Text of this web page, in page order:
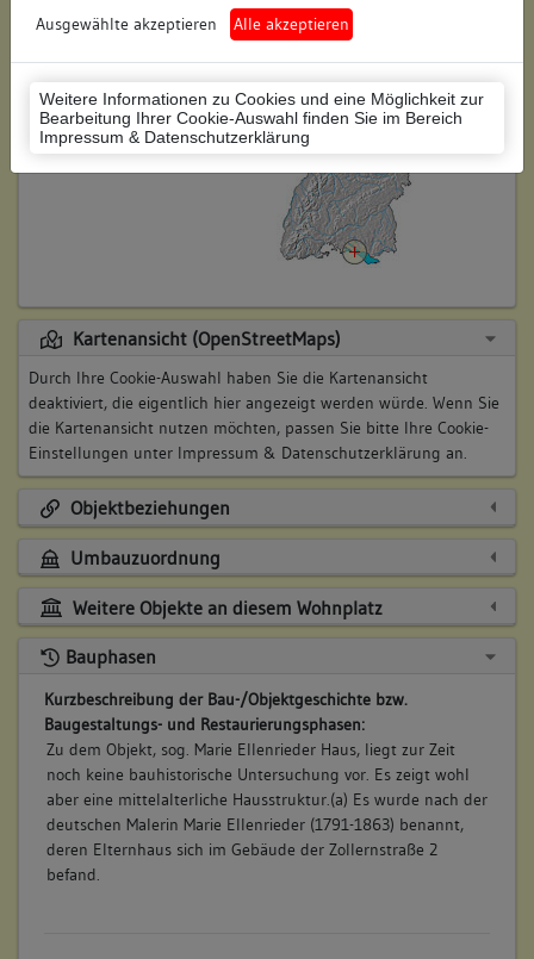
Ausgewählte akzeptieren Alle akzeptieren
Weitere Informationen zu Cookies und eine Möglichkeit zur
Bearbeitung Ihrer Cookie-Auswahl finden Sie im Bereich
Impressum & Datenschutzerklärung
Historischer Straßenname: keiner
Lage des Wohnplatzes:
Kartenansicht (OpenStreetMaps)
Durch Ihre Cookie-Auswahl haben Sie die Kartenansicht
deaktiviert, die eigentlich hier angezeigt werden würde. Wenn Sie
die Kartenansicht nutzen möchten, passen Sie bitte Ihre Cookie-
Einstellungen unter Impressum & Datenschutzerklärung an.
Objektbeziehungen
Umbauzuordnung
Weitere Objekte an diesem Wohnplatz
Bauphasen
Kurzbeschreibung der Bau-/Objektgeschichte bzw.
Baugestaltungs- und Restaurierungsphasen:
Zu dem Objekt, sog. Marie Ellenrieder Haus, liegt zur Zeit
noch keine bauhistorische Untersuchung vor. Es zeigt wohl
aber eine mittelalterliche Hausstruktur.(a) Es wurde nach der
deutschen Malerin Marie Ellenrieder (1791-1863) benannt,
deren Elternhaus sich im Gebäude der Zollernstraße 2
befand.